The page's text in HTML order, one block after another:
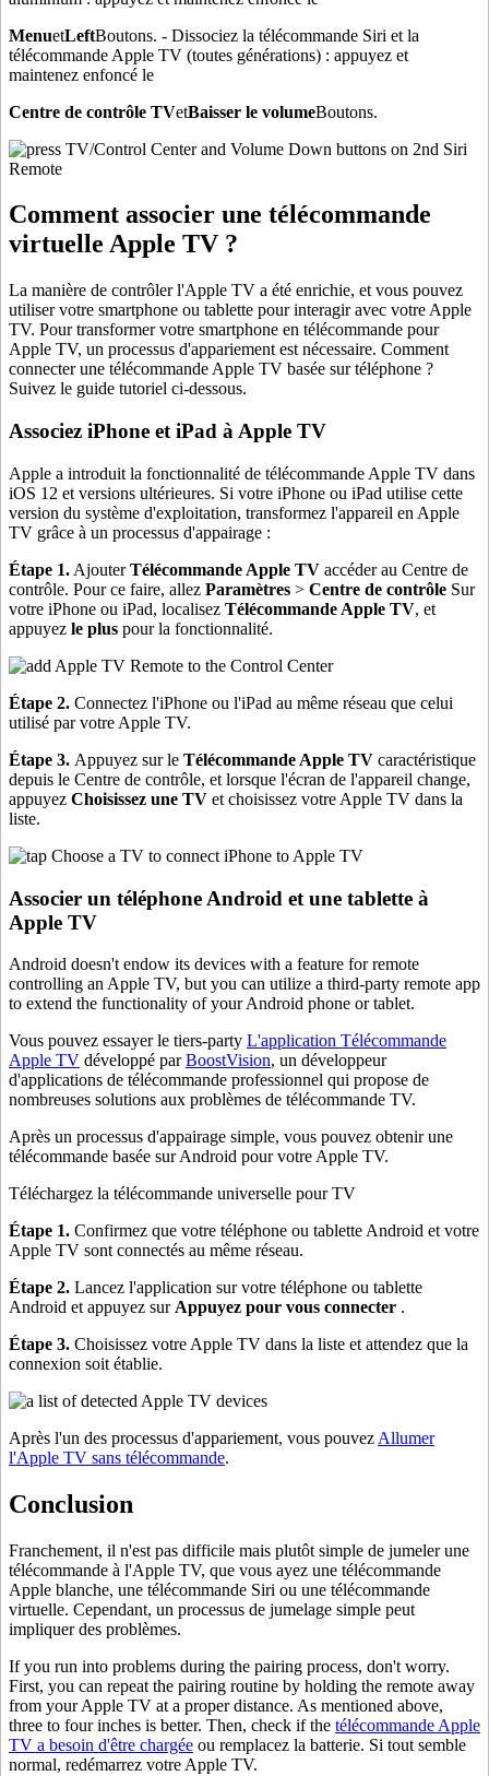
MenuetLeftBoutons. - Dissociez la télécommande Siri et la
télécommande Apple TV (toutes générations) : appuyez et
maintenez enfoncé le
Centre de contrôle TVetBaisser le volumeBoutons.
Comment associer une télécommande
virtuelle Apple TV ?
La manière de contrôler l'Apple TV a été enrichie, et vous pouvez
utiliser votre smartphone ou tablette pour interagir avec votre Apple
TV. Pour transformer votre smartphone en télécommande pour
Apple TV, un processus d'appariement est nécessaire. Comment
connecter une télécommande Apple TV basée sur téléphone ?
Suivez le guide tutoriel ci-dessous.
Associez iPhone et iPad à Apple TV
Apple a introduit la fonctionnalité de télécommande Apple TV dans
iOS 12 et versions ultérieures. Si votre iPhone ou iPad utilise cette
version du système d'exploitation, transformez l'appareil en Apple
TV grâce à un processus d'appairage :
Étape 1. AjouterTélécommande Apple TV accéder au Centre de
contrôle. Pour ce faire, allez Paramètres > Centre de contrôle Sur
votre iPhone ou iPad, localisez Télécommande Apple TV, et
appuyez le plus pour la fonctionnalité.
Étape 2. Connectez l'iPhone ou l'iPad au même réseau que celui
utilisé par votre Apple TV.
Étape 3. Appuyez sur le Télécommande Apple TV caractéristique
depuis le Centre de contrôle, et lorsque l'écran de l'appareil change,
appuyez Choisissez une TV et choisissez votre Apple TV dans la
liste.
Associer un téléphone Android et une tablette à
Apple TV
Android doesn't endow its devices with a feature for remote
controlling an Apple TV, but you can utilize a third-party remote app
to extend the functionality of your Android phone or tablet.
Vous pouvez essayer le tiers-party L'application Télécommande
Apple TV développé parBoostVision, un développeur
d'applications de télécommande professionnel qui propose de
nombreuses solutions aux problèmes de télécommande TV.
Après un processus d'appairage simple, vous pouvez obtenir une
télécommande basée sur Android pour votre Apple TV.
Téléchargez la télécommande universelle pour TV
Étape 1. Confirmez que votre téléphone ou tablette Android et votre
Apple TV sont connectés au même réseau.
Étape 2. Lancez l'application sur votre téléphone ou tablette
Android et appuyez sur Appuyez pour vous connecter .
Étape 3. Choisissez votre Apple TV dans la liste et attendez que la
connexion soit établie.
Après l'un des processus d'appariement, vous pouvez Allumer
l'Apple TV sans télécommande.
Conclusion
Franchement, il n'est pas difficile mais plutôt simple de jumeler une
télécommande à l'Apple TV, que vous ayez une télécommande
Apple blanche, une télécommande Siri ou une télécommande
virtuelle. Cependant, un processus de jumelage simple peut
impliquer des problèmes.
If you run into problems during the pairing process, don't worry.
First, you can repeat the pairing routine by holding the remote away
from your Apple TV at a proper distance. As mentioned above,
three to four inches is better. Then, check if the télécommande Apple
TV a besoin d'être chargée ou remplacez la batterie. Si tout semble
normal, redémarrez votre Apple TV.